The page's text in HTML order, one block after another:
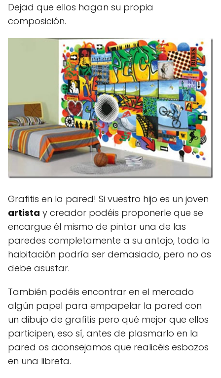
Dejad que ellos hagan su propia
composición.
Grafitis en la pared! Si vuestro hijo es un joven
artista y creador podéis proponerle que se
encargue él mismo de pintar una de las
paredes completamente a su antojo, toda la
habitación podría ser demasiado, pero no os
debe asustar.
También podéis encontrar en el mercado
algún papel para empapelar la pared con
un dibujo de grafitis pero qué mejor que ellos
participen, eso sí, antes de plasmarlo en la
pared os aconsejamos que realicéis esbozos
en una libreta.